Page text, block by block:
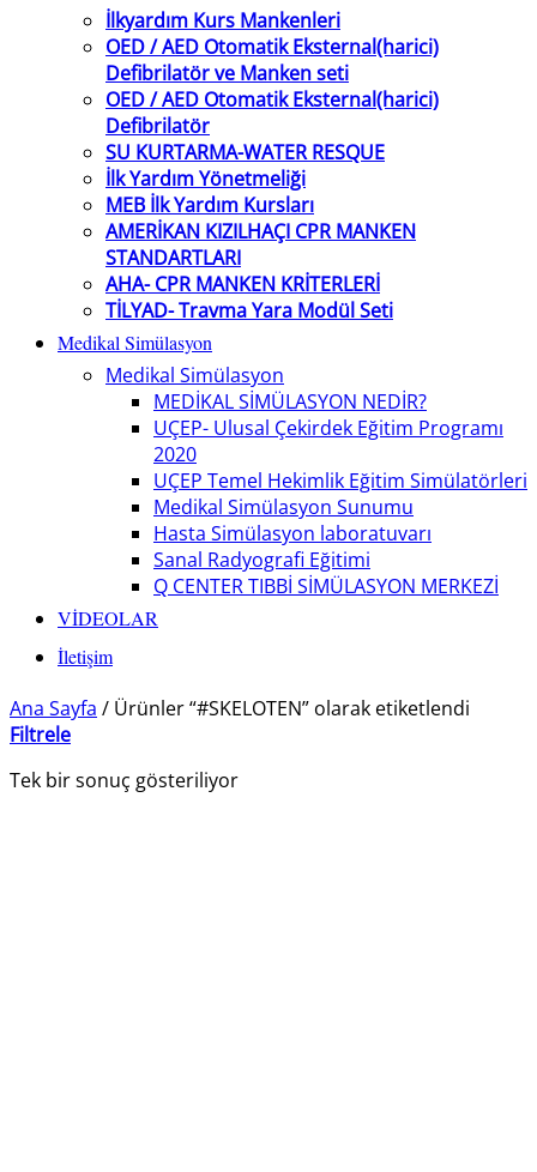
İlkyardım Kurs Mankenleri
OED / AED Otomatik Eksternal(harici)
Defibrilatör ve Manken seti
OED / AED Otomatik Eksternal(harici)
Defibrilatör
SU KURTARMA-WATER RESQUE
İlk Yardım Yönetmeliği
MEB İlk Yardım Kursları
AMERİKAN KIZILHAÇI CPR MANKEN
STANDARTLARI
AHA- CPR MANKEN KRİTERLERİ
TİLYAD- Travma Yara Modül Seti
Medikal Simülasyon
Medikal Simülasyon
MEDİKAL SİMÜLASYON NEDİR?
UÇEP- Ulusal Çekirdek Eğitim Programı
2020
UÇEP Temel Hekimlik Eğitim Simülatörleri
Medikal Simülasyon Sunumu
Hasta Simülasyon laboratuvarı
Sanal Radyografi Eğitimi
Q CENTER TIBBİ SİMÜLASYON MERKEZİ
VİDEOLAR
İletişim
Ana Sayfa / Ürünler “#SKELOTEN” olarak etiketlendi
Filtrele
Tek bir sonuç gösteriliyor